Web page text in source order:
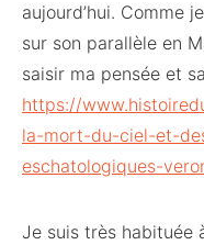
aujourd’hui. Comme
sur son parallèle en
saisir ma pensée et
https://
la-mort-du-ciel-et-
eschatologiques-
Je suis très habituée